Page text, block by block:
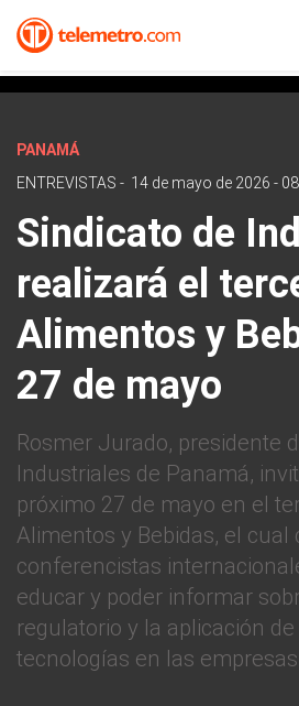
PANAMÁ
ENTREVISTAS - 14 de mayo de 2026 -
Sindicato de
realizará el
Alimentos y
27 de mayo
Rosmer Jurado, presidente
Industriales de Panamá,
próximo 27 de mayo en el
Alimentos y Bebidas, el cual
conferencistas
educar y poder informar
regulatorio y la aplicación
tecnologías en las